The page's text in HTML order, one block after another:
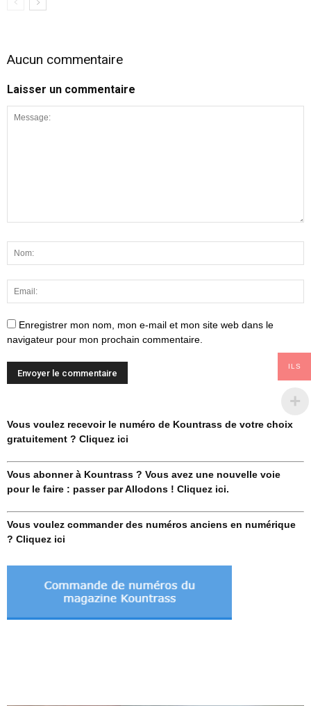
Aucun commentaire
Laisser un commentaire
Enregistrer mon nom, mon e-mail et mon site web dans le
navigateur pour mon prochain commentaire.
Vous voulez recevoir le numéro de Kountrass de votre choix
gratuitement ? Cliquez ici
Vous abonner à Kountrass ? Vous avez une nouvelle voie
pour le faire : passer par Allodons ! Cliquez ici.
Vous voulez commander des numéros anciens en numérique
? Cliquez ici
ILS